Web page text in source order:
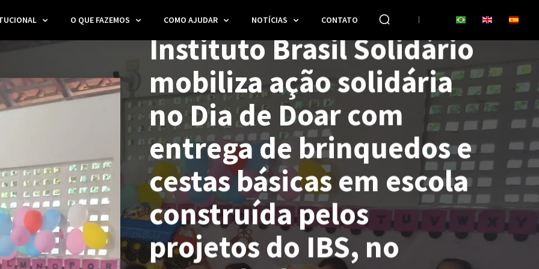
O QUE FAZEMOS COMO AJUDAR NOTÍCIAS CONTATO
NOTÍCIAS
Instituto Brasil Solidário
mobiliza ação solidária
no Dia de Doar com
entrega de brinquedos e
cestas básicas em escola
construída pelos
projetos do IBS, no